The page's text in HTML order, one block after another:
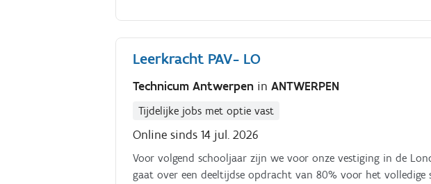
Leerkracht PAV- LO
Technicum Antwerpen inANTWERPEN
Tijdelijke jobs met optie vast
Online sinds 14 jul. 2026
Voor volgend schooljaar zijn we voor onze vestiging in de
gaat over een deeltijdse opdracht van 80% voor het